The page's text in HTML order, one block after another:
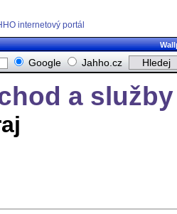
internetový portál
Google Jahho.cz
a služby